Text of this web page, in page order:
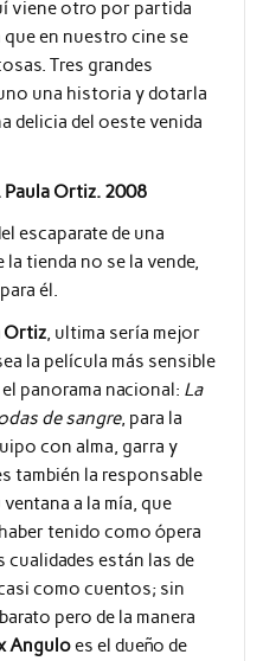
viene otro por partida
en nuestro cine se
Tres grandes
una historia y dotarla
delicia del oeste venida
Paula Ortiz. 2008
escaparate de una
tienda no se la vende,
él.
Ortiz, ultima sería mejor
la película más sensible
panorama nacional: La
de sangre, para la
con alma, garra y
también la responsable
a la mía, que
tenido como ópera
están las de
como cuentos; sin
pero de la manera
Anguloes el dueño de